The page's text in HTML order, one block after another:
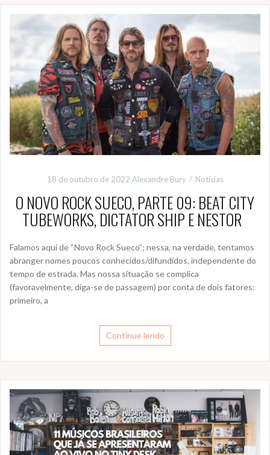
18 de outubro de 2022 Alexandre Bury Notícias
O NOVO ROCK SUECO, PARTE 09: BEAT CITY
TUBEWORKS, DICTATOR SHIP E NESTOR
Falamos aqui de “Novo Rock Sueco”; nessa, na verdade, tentamos
abranger nomes poucos conhecidos/difundidos, independente do
tempo de estrada. Mas nossa situação se complica
(favoravelmente, diga-se de passagem) por conta de dois fatores:
primeiro, a
Continue lendo